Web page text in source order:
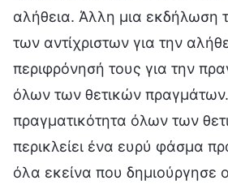
αλήθεια. Άλλη μια εκδήλωση
των αντίχριστων για την
περιφρόνησή τους για την
όλων των θετικών
πραγματικότητα όλων των
περικλείει ένα ευρύ φάσμα
όλα εκείνα που δημιούργησε